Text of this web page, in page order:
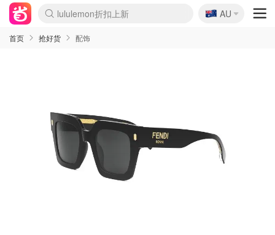
lululemon折扣上新
Sasa美妆护肤3.5折
SSENSE年中3折
FreshBeauty好价汇总
Cettire降价+叠9折
Farfetch折上8折
WWS Coles超市实拍
viagogo二手票捡漏
Myer清仓1折起
The Outnet奢牌1折起
David Jones 3折起
Flannels大牌1折
Perfumes Club护肤1折
AMIRO返校季6.2折
Oweek抽奖送Airpods
Amazon折扣汇总
eToro入金$200送$50
Amazon数码好物
ICONIC本周7.5折
ThedoubleF高奢地板价
Moose Knuckles 6折
丝芙兰5折起
EUFY官网3.7折起
Selenichast首饰2折
Trip机票酒店促销
YSL送5件彩妆礼
Amazon家居好物
BIGBANG巡演开票
David Jones时尚3折
Amazon美妆护肤
雅漾大喷$8
过敏原检测盒$33
伊索独家赠50ml沐浴露
科颜氏清仓3折
SEALIFE海洋馆门票6折
丝塔芙大白罐$16
订阅Newsletter送香薰
Cult Beauty 6.8折
Harrods圣诞日历2.3折
LN-CC奢牌私促3折
d'Alba空姐喷雾$16
EVE LOM套装逆天2折
Bernardelli独家4折
Adore Beauty 6折起
CT圣诞日历
Mytheresa奢品2.7折
Luxury Escapes 9折
Currentbody美容仪9折
MOON Garden Live
ALLSAINTS美衣3折
Roborock扫地机3.7折
Tingo Life水杯$24
Valentino官网5折
CR洗发护发6.3折
🇦🇺
AU
首页 抢好货 配饰